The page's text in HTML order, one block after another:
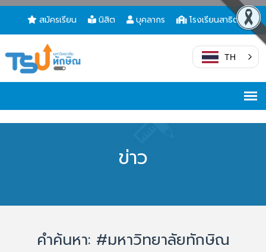
สมัครเรียน นิสิต บุคลากร โรงเรียนสาธิต
TH
ข่าว
คำค้นหา: #มหาวิทยาลัยทักษิณ